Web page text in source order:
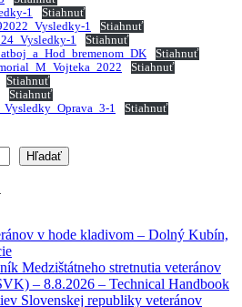
1
Stiahnuť
1
Stiahnuť
1
Stiahnuť
Stiahnuť
Stiahnuť
Stiahnuť
Stiahnuť
1
Stiahnuť
Hľadať
v hode kladivom – Dolný Kubín,
Medzištátneho stretnutia veteránov
– 8.8.2026 – Technical Handbook
Slovenskej republiky veteránov